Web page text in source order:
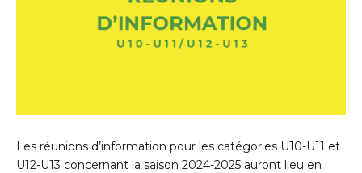
Les réunions d’information pour les catégories U10-U11 et
U12-U13 concernant la saison 2024-2025 auront lieu en